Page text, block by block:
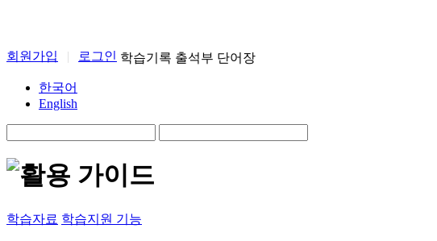
회원가입 | 로그인 학습기록 출석부 단어장
한국어
English
학습자료 학습지원 기능